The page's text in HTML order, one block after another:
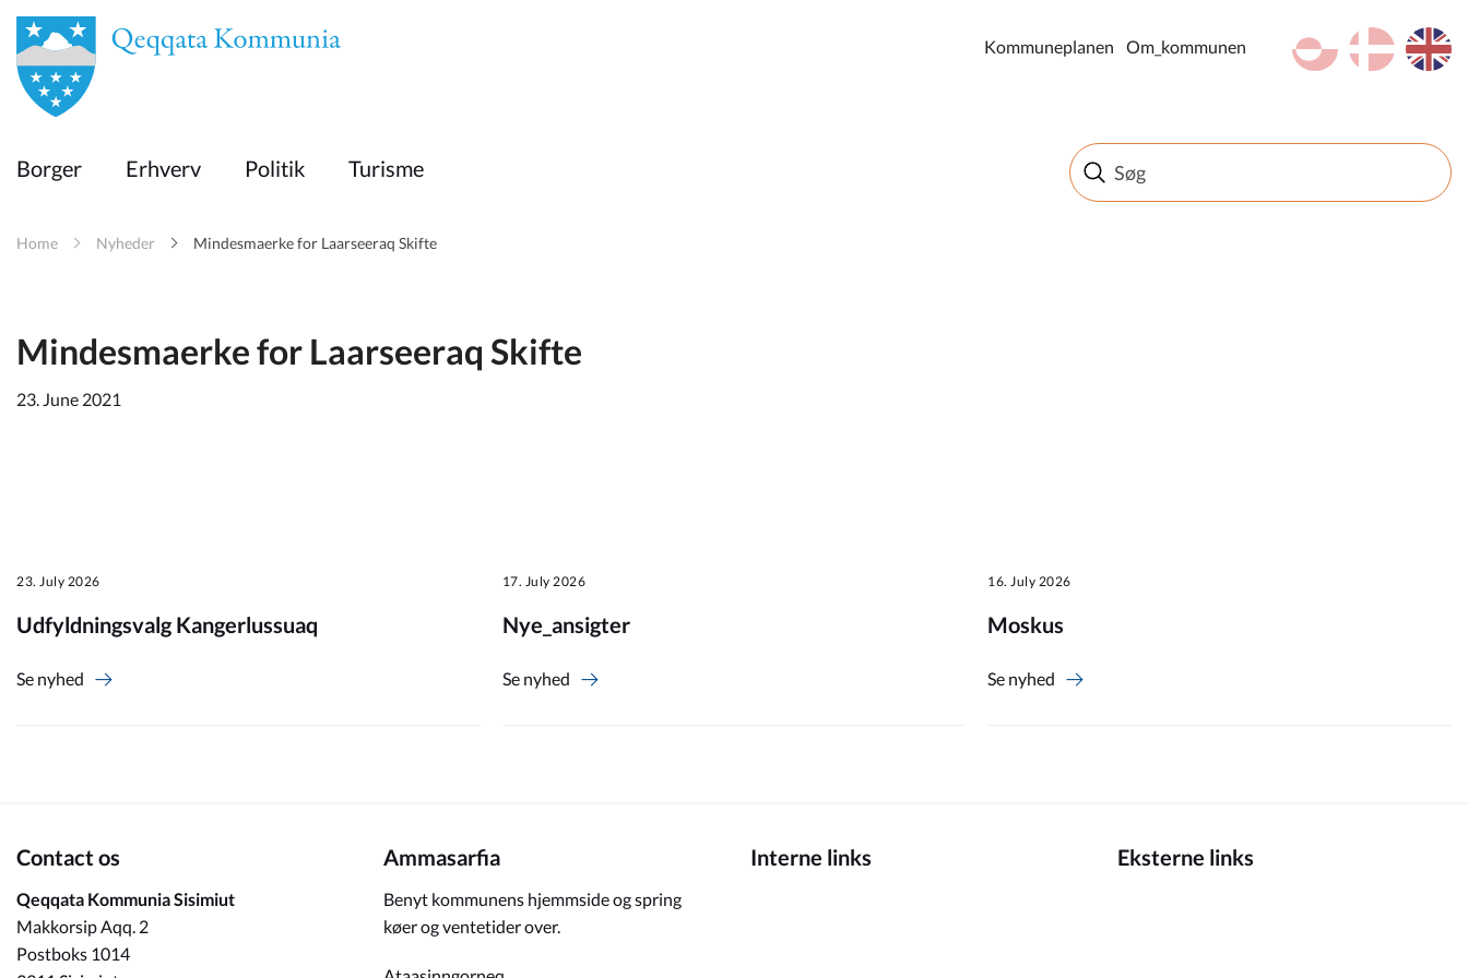
en
Borger
Erhverv
en
da
kl-GL
Kommuneplanen Om_kommunen
Borger Erhverv Politik Turisme
Home Nyheder Mindesmaerke for Laarseeraq Skifte
Mindesmaerke for Laarseeraq Skifte
23. June 2021
23. July 2026
Udfyldningsvalg Kangerlussuaq
Se nyhed
17. July 2026
Nye_ansigter
Se nyhed
16. July 2026
Moskus
Se nyhed
Contact os
Qeqqata Kommunia Sisimiut
Makkorsip Aqq. 2
Postboks 1014
Ammasarfia
Benyt kommunens hjemmside og spring
køer og ventetider over.
Interne links Eksterne links